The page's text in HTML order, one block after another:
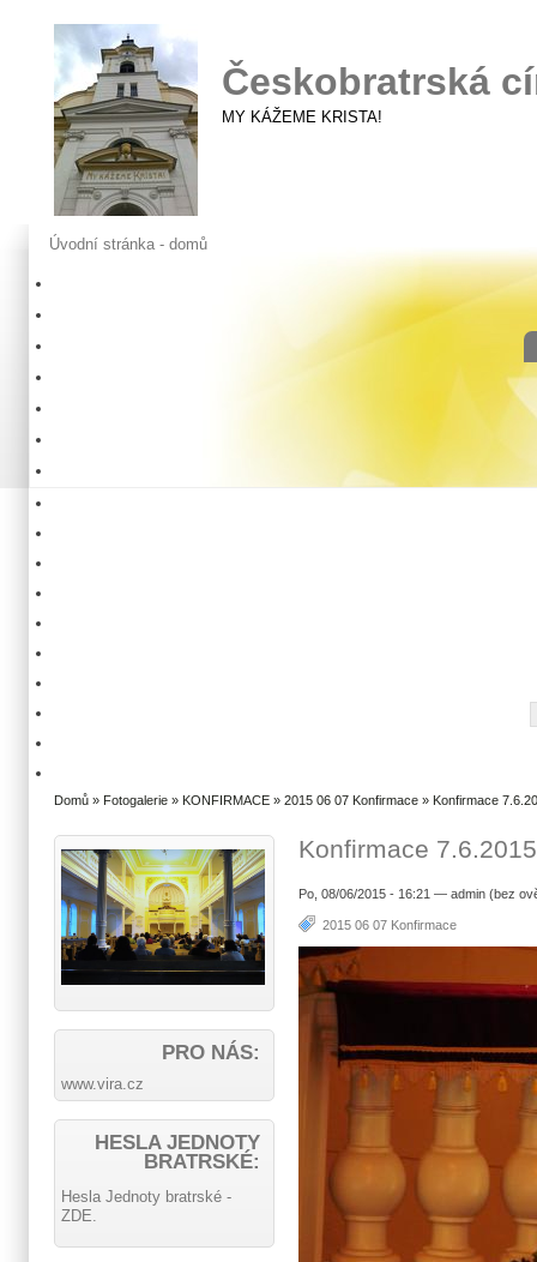
Českobratrská
MY KÁŽEME KRISTA!
Úvodní stránka - domů
Domů » Fotogalerie » KONFIRMACE » 2015 06 07 Konfirmace » Konfirmace
Konfirmace
Po, 08/06/2015 - 16:21 — admin (bez
2015 06 07 Konfirmace
PRO NÁS:
www.vira.cz
HESLA JEDNOTY
BRATRSKÉ:
Hesla Jednoty bratrské -
ZDE.